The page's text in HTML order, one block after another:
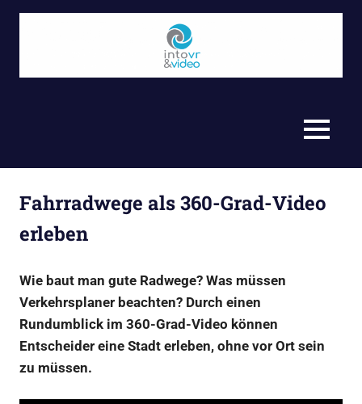
Zum
&
Video
GmbH
Reality
(VR)
Produktionsfirma
Berlin
MENU
Fahrradwege als 360-Grad-Video
erleben
Wie baut man gute Radwege? Was müssen
Verkehrsplaner beachten? Durch einen
Rundumblick im 360-Grad-Video können
Entscheider eine Stadt erleben, ohne vor Ort sein
zu müssen.